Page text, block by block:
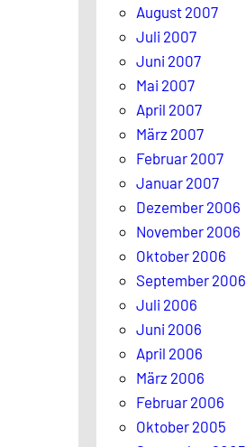
August 2007
Juli 2007
Juni 2007
Mai 2007
April 2007
März 2007
Februar 2007
Januar 2007
Dezember 2006
November 2006
Oktober 2006
September 2006
Juli 2006
Juni 2006
April 2006
März 2006
Februar 2006
Oktober 2005